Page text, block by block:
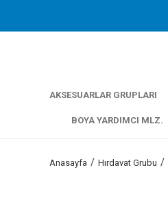
AKSESUARLAR GRUPLARI
BOYA YARDIMCI MLZ.
Anasayfa Hırdavat Grubu